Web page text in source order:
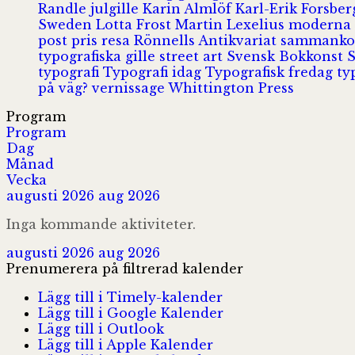
Randle julgille Karin Almlöf Karl-Erik
Sweden Lotta Frost Martin Lexelius moderna
post pris resa Rönnells Antikvariat
typografiska gille street art Svensk Bokkonst
typografi Typografi idag Typografisk fredag
på väg?vernissage Whittington Press
Program
Program
Dag
Månad
Vecka
augusti 2026 aug 2026
Inga kommande aktiviteter.
augusti 2026 aug 2026
Prenumerera på filtrerad kalender
Lägg till i Timely-kalender
Lägg till i Google Kalender
Lägg till i Outlook
Lägg till i Apple Kalender